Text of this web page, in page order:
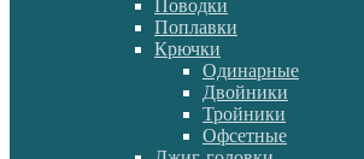
Поводки
Поплавки
Крючки
Одинарные
Двойники
Тройники
Офсетные